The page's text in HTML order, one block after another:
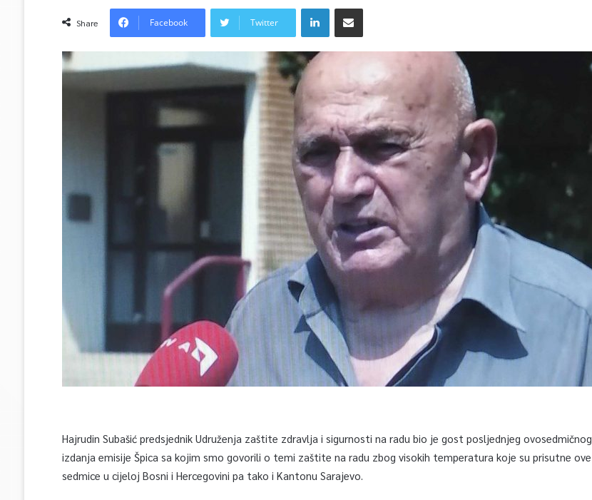
Share Facebook Twitter
Hajrudin Subašić predsjednik Udruženja zaštite zdravlja i sigurnosti na radu bio je gost posljednjeg ovosedmičnog
izdanja emisije Špica sa kojim smo govorili o temi zaštite na radu zbog visokih temperatura koje su prisutne ove
sedmice u cijeloj Bosni i Hercegovini pa tako i Kantonu Sarajevo.